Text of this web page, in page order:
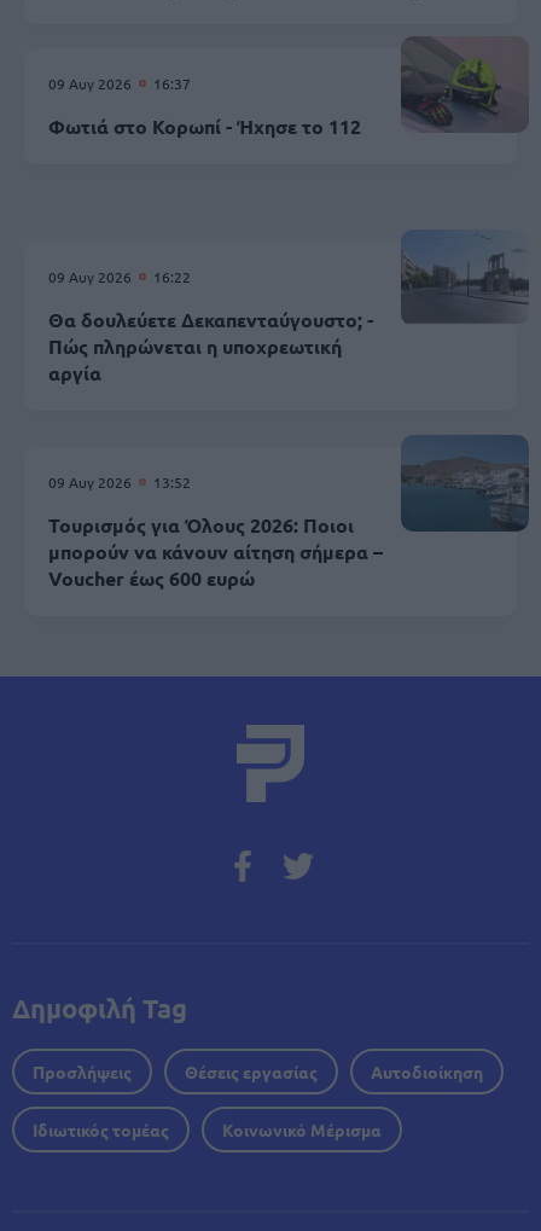
09 Αυγ 2026 16:37
Φωτιά στο Κορωπί - Ήχησε το 112
09 Αυγ 2026 16:22
Θα δουλεύετε Δεκαπενταύγουστο; -
Πώς πληρώνεται η υποχρεωτική
αργία
09 Αυγ 2026 13:52
Τουρισμός για Όλους 2026: Ποιοι
μπορούν να κάνουν αίτηση σήμερα –
Voucher έως 600 ευρώ
Δημοφιλή Tag
Προσλήψεις Θέσεις εργασίας Αυτοδιοίκηση
Ιδιωτικός τομέας Κοινωνικό Μέρισμα